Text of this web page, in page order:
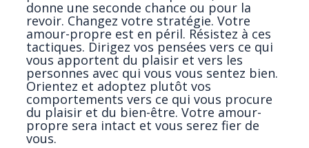
donne une seconde chance ou pour la
revoir. Changez votre stratégie. Votre
amour-propre est en péril. Résistez à ces
tactiques. Dirigez vos pensées vers ce qui
vous apportent du plaisir et vers les
personnes avec qui vous vous sentez bien.
Orientez et adoptez plutôt vos
comportements vers ce qui vous procure
du plaisir et du bien-être. Votre amour-
propre sera intact et vous serez fier de
vous.